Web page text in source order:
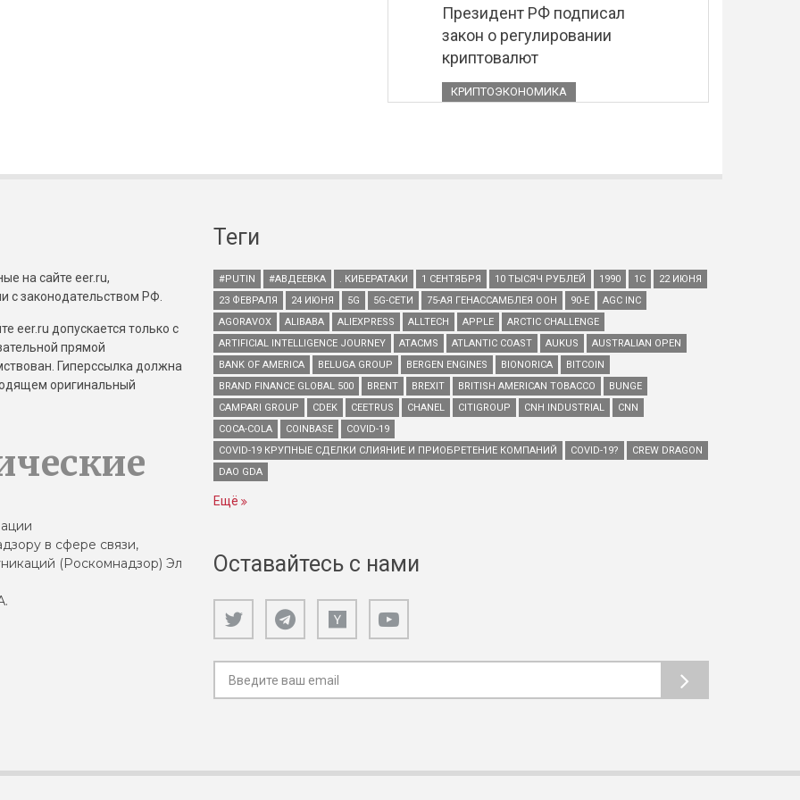
Президент РФ подписал
закон о регулировании
криптовалют
КРИПТОЭКОНОМИКА
на сайте eer.ru,
с законодательством РФ.
eer.ru допускается только с
прямой
Гиперссылка должна
оригинальный
в сфере связи,
(Роскомнадзор) Эл
Теги
#PUTIN #АВДЕЕВКА . КИБЕРАТАКИ 1 СЕНТЯБРЯ 10 ТЫСЯЧ РУБЛЕЙ 1990 1С
22 ИЮНЯ
23 ФЕВРАЛЯ
24 ИЮНЯ 5G 5G-СЕТИ 75-АЯ ГЕНАССАМБЛЕЯ ООН 90-Е
AGC INC
AGORAVOX
ALIBABA ALIEXPRESS ALLTECH APPLE
ARCTIC CHALLENGE
ARTIFICIAL INTELLIGENCE JOURNEY
ATACMS ATLANTIC COAST AUKUS
AUSTRALIAN OPEN
BANK OF AMERICA
BELUGA GROUP BERGEN ENGINES BIONORICA
BITCOIN
BRAND FINANCE GLOBAL 500
BRENT BREXIT BRITISH AMERICAN TOBACCO
BUNGE
CAMPARI GROUP
CDEK CEETRUS CHANEL CITIGROUP CNH INDUSTRIAL
CNN
COCA-COLA
COINBASE
COVID-19
COVID-19 КРУПНЫЕ СДЕЛКИ СЛИЯНИЕ И ПРИОБРЕТЕНИЕ КОМПАНИЙ
COVID-19?
CREW DRAGON
DAO GDA
Ещё
Оставайтесь с нами